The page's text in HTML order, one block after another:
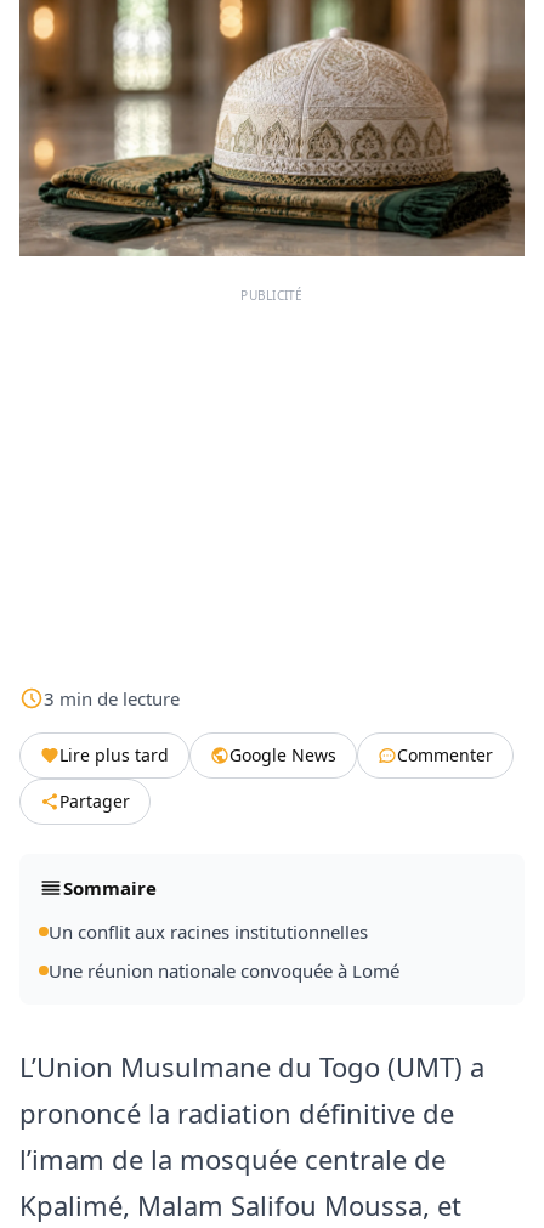
PUBLICITÉ
3 min de lecture
Lire plus tard Google News
Commenter
Partager
Sommaire
Un conflit aux racines institutionnelles
Une réunion nationale convoquée à Lomé
L’Union Musulmane du Togo (UMT) a
prononcé la radiation définitive de
l’imam de la mosquée centrale de
Kpalimé, Malam Salifou Moussa, et